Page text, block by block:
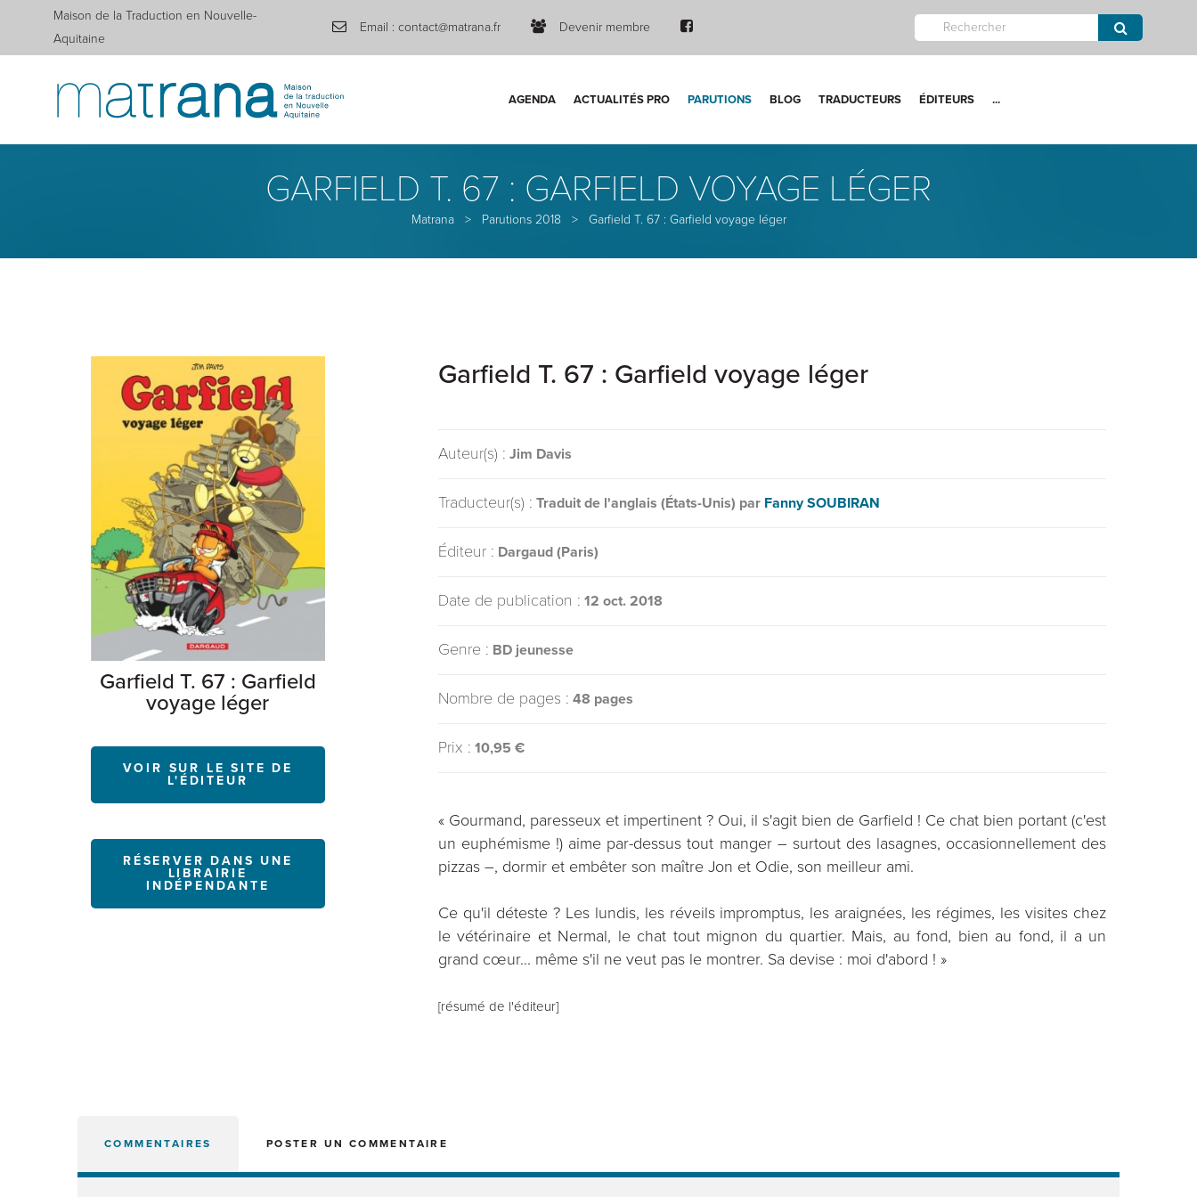
Maison de la Traduction en Nouvelle-
Aquitaine
Email : contact@matrana.fr Devenir membre
AGENDA ACTUALITÉS PRO PARUTIONS BLOG TRADUCTEURS ÉDITEURS ...
GARFIELD T. 67 : GARFIELD VOYAGE LÉGER
Matrana> Parutions 2018 > Garfield T. 67 : Garfield voyage léger
Garfield T. 67 : Garfield
voyage léger
VOIR SUR LE SITE DE
L'ÉDITEUR
RÉSERVER DANS UNE
LIBRAIRIE
INDÉPENDANTE
Garfield T. 67 : Garfield voyage léger
Auteur(s) : Jim Davis
Traducteur(s) : Traduit de l'anglais (États-Unis) par Fanny SOUBIRAN
Éditeur : Dargaud (Paris)
Date de publication : 12 oct. 2018
Genre : BD jeunesse
Nombre de pages : 48 pages
Prix : 10,95 €
« Gourmand, paresseux et impertinent ? Oui, il s'agit bien de Garfield ! Ce chat bien portant (c'est
un euphémisme !) aime par-dessus tout manger – surtout des lasagnes, occasionnellement des
pizzas –, dormir et embêter son maître Jon et Odie, son meilleur ami.
Ce qu'il déteste ? Les lundis, les réveils impromptus, les araignées, les régimes, les visites chez
le vétérinaire et Nermal, le chat tout mignon du quartier. Mais, au fond, bien au fond, il a un
grand cœur... même s'il ne veut pas le montrer. Sa devise : moi d'abord ! »
[résumé de l'éditeur]
COMMENTAIRES POSTER UN COMMENTAIRE